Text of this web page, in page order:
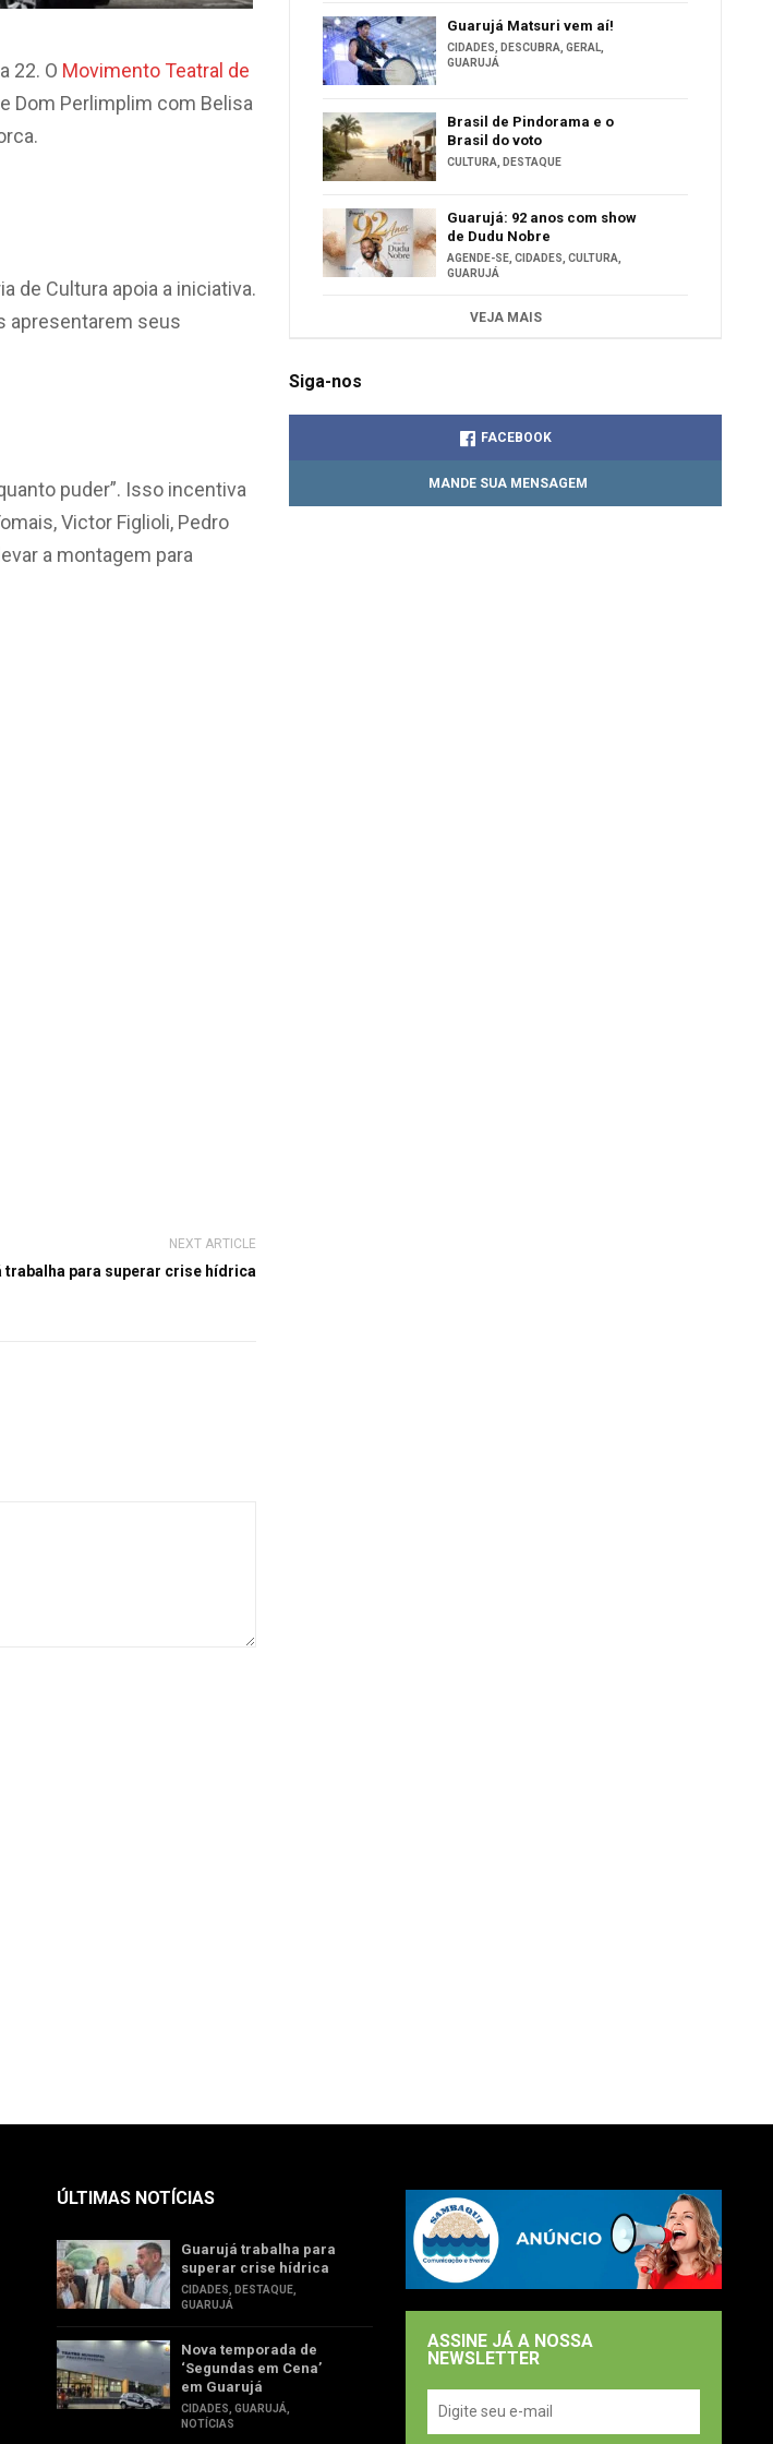
22. O Movimento Teatral de
Dom Perlimplim com Belisa
de Cultura apoia a iniciativa.
apresentarem seus
puder”. Isso incentiva
Victor Figlioli, Pedro
a montagem para
NEXT ARTICLE
trabalha para superar crise hídrica
Guarujá Matsuri vem aí!
CIDADES, DESCUBRA,GERAL,
GUARUJÁ
Brasil de Pindorama e o
Brasil do voto
CULTURA, DESTAQUE
Guarujá: 92 anos com show
de Dudu Nobre
AGENDE-SE,CIDADES,CULTURA,
GUARUJÁ
VEJA MAIS
Siga-nos
FACEBOOK
MANDE SUA MENSAGEM
ÚLTIMAS NOTÍCIAS
Guarujá trabalha para
superar crise hídrica
CIDADES DESTAQUE
GUARUJÁ
Nova temporada de
‘Segundas em Cena’
em Guarujá
CIDADES GUARUJÁ
NOTÍCIAS
ASSINE JÁ A NOSSA
NEWSLETTER